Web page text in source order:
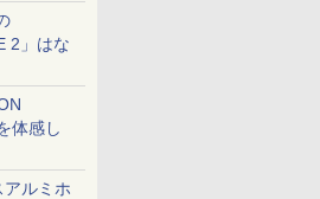
2」はな
体感し
アルミホ